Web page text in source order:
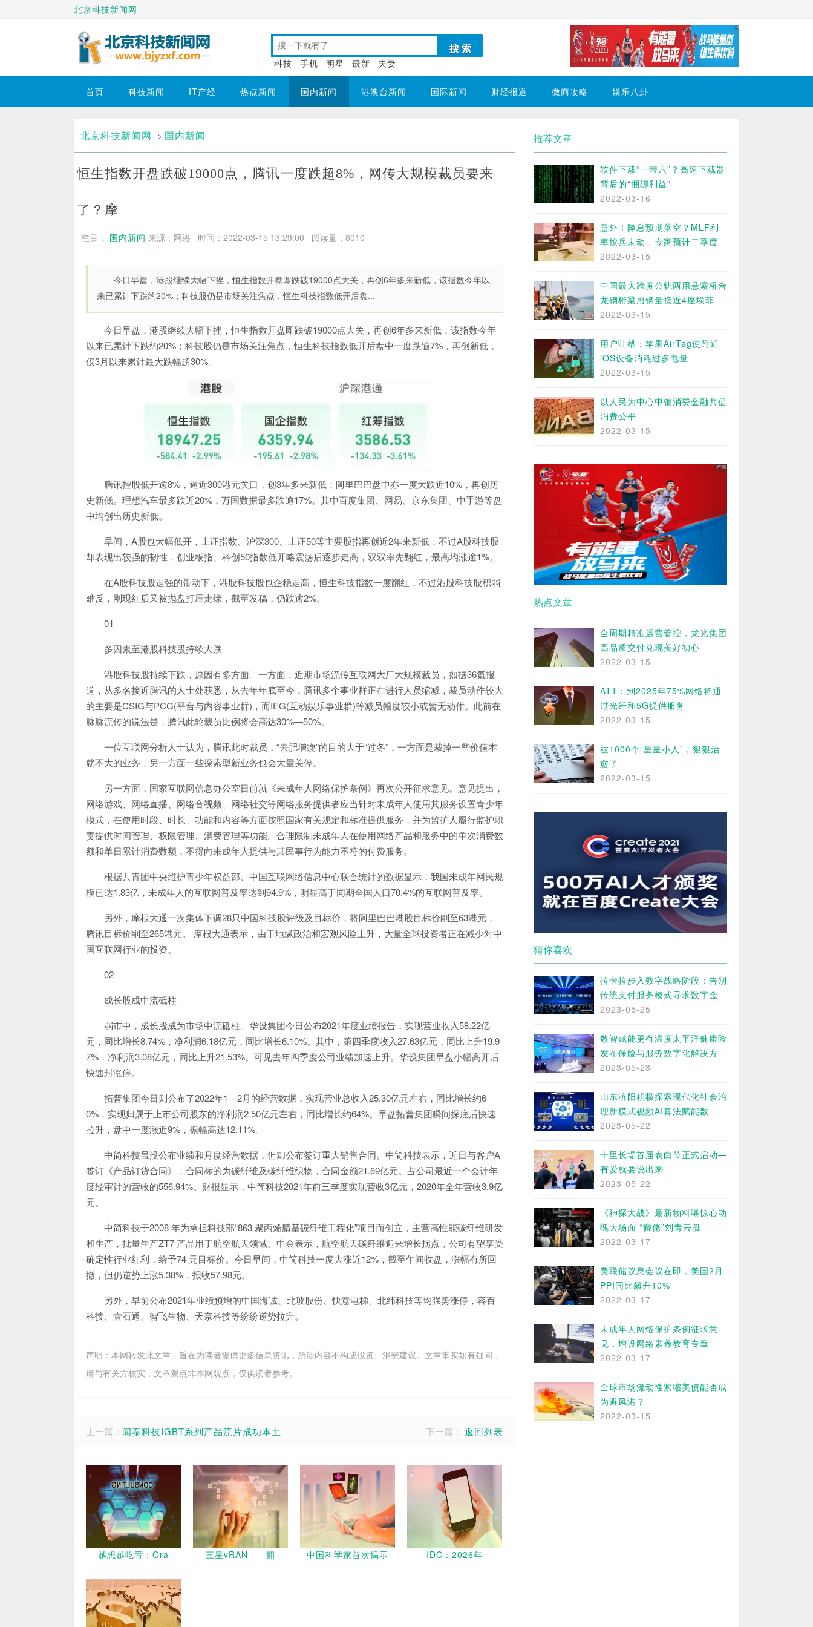
北京科技新闻网
科技 手机 明星 最新 夫妻
首页 科技新闻 IT产经 热点新闻 国内新闻 港澳台新闻 国际新闻 财经报道 微商攻略 娱乐八卦
北京科技新闻网 -> 国内新闻
恒生指数开盘跌破19000点，腾讯一度跌超8%，网传大规模裁员要来
了？摩
栏目： 国内新闻 来源：网络 时间：2022-03-15 13:29:00 阅读量：8010
今日早盘，港股继续大幅下挫，恒生指数开盘即跌破19000点大关，再创6年多来新低，该指数今年以
来已累计下跌约20%；科技股仍是市场关注焦点，恒生科技指数低开后盘...
今日早盘，港股继续大幅下挫，恒生指数开盘即跌破19000点大关，再创6年多来新低，该指数今年
以来已累计下跌约20%；科技股仍是市场关注焦点，恒生科技指数低开后盘中一度跌逾7%，再创新低，
仅3月以来累计最大跌幅超30%。
腾讯控股低开逾8%，逼近300港元关口，创3年多来新低；阿里巴巴盘中亦一度大跌近10%，再创历
史新低。理想汽车最多跌近20%，万国数据最多跌逾17%。其中百度集团、网易、京东集团、中手游等盘
中均创出历史新低。
早间，A股也大幅低开，上证指数、沪深300、上证50等主要股指再创近2年来新低，不过A股科技股
却表现出较强的韧性，创业板指、科创50指数低开略震荡后逐步走高，双双率先翻红，最高均涨逾1%。
在A股科技股走强的带动下，港股科技股也企稳走高，恒生科技指数一度翻红，不过港股科技股积弱
难反，刚现红后又被抛盘打压走绿，截至发稿，仍跌逾2%。
01
多因素至港股科技股持续大跌
港股科技股持续下跌，原因有多方面。一方面，近期市场流传互联网大厂大规模裁员，如据36氪报
道，从多名接近腾讯的人士处获悉，从去年年底至今，腾讯多个事业群正在进行人员缩减，裁员动作较大
的主要是CSIG与PCG(平台与内容事业群)，而IEG(互动娱乐事业群)等减员幅度较小或暂无动作。此前在
脉脉流传的说法是，腾讯此轮裁员比例将会高达30%—50%。
一位互联网分析人士认为，腾讯此时裁员，“去肥增瘦”的目的大于“过冬”，一方面是裁掉一些价值本
就不大的业务，另一方面一些探索型新业务也会大量关停。
另一方面，国家互联网信息办公室日前就《未成年人网络保护条例》再次公开征求意见。意见提出，
网络游戏、网络直播、网络音视频、网络社交等网络服务提供者应当针对未成年人使用其服务设置青少年
模式，在使用时段、时长、功能和内容等方面按照国家有关规定和标准提供服务，并为监护人履行监护职
责提供时间管理、权限管理、消费管理等功能。合理限制未成年人在使用网络产品和服务中的单次消费数
额和单日累计消费数额，不得向未成年人提供与其民事行为能力不符的付费服务。
根据共青团中央维护青少年权益部、中国互联网络信息中心联合统计的数据显示，我国未成年网民规
模已达1.83亿，未成年人的互联网普及率达到94.9%，明显高于同期全国人口70.4%的互联网普及率。
另外，摩根大通一次集体下调28只中国科技股评级及目标价，将阿里巴巴港股目标价削至63港元，
腾讯目标价削至265港元。 摩根大通表示，由于地缘政治和宏观风险上升，大量全球投资者正在减少对中
国互联网行业的投资。
02
成长股成中流砥柱
弱市中，成长股成为市场中流砥柱。华设集团今日公布2021年度业绩报告，实现营业收入58.22亿
元，同比增长8.74%，净利润6.18亿元，同比增长6.10%。其中，第四季度收入27.63亿元，同比上升19.9
7%，净利润3.08亿元，同比上升21.53%。可见去年四季度公司业绩加速上升。华设集团早盘小幅高开后
快速封涨停。
拓普集团今日则公布了2022年1—2月的经营数据，实现营业总收入25.30亿元左右，同比增长约6
0%，实现归属于上市公司股东的净利润2.50亿元左右，同比增长约64%。早盘拓普集团瞬间探底后快速
拉升，盘中一度涨近9%，振幅高达12.11%。
中简科技虽没公布业绩和月度经营数据，但却公布签订重大销售合同。中简科技表示，近日与客户A
签订《产品订货合同》，合同标的为碳纤维及碳纤维织物，合同金额21.69亿元。占公司最近一个会计年
度经审计的营收的556.94%。财报显示，中简科技2021年前三季度实现营收3亿元，2020年全年营收3.9亿
元。
中简科技于2008 年为承担科技部“863 聚丙烯腈基碳纤维工程化”项目而创立，主营高性能碳纤维研发
和生产，批量生产ZT7 产品用于航空航天领域。中金表示，航空航天碳纤维迎来增长拐点，公司有望享受
确定性行业红利，给予74 元目标价。今日早间，中简科技一度大涨近12%，截至午间收盘，涨幅有所回
撤，但仍逆势上涨5.38%，报收57.98元。
另外，早前公布2021年业绩预增的中国海诚、北玻股份、快意电梯、北纬科技等均强势涨停，容百
科技、壹石通、智飞生物、天奈科技等纷纷逆势拉升。
声明：本网转发此文章，旨在为读者提供更多信息资讯，所涉内容不构成投资、消费建议。文章事实如有疑问，
请与有关方核实，文章观点非本网观点，仅供读者参考。
上一篇： 闻泰科技IGBT系列产品流片成功本土 下一篇： 返回列表
越想越吃亏：Ora 三星vRAN——拥 中国科学家首次揭示 IDC：2026年
推荐文章
软件下载“一带六”？高速下载器
背后的“捆绑利益”
2022-03-16
意外！降息预期落空？MLF利
率按兵未动，专家预计二季度
2022-03-15
中国最大跨度公轨两用悬索桥合
龙钢桁梁用钢量接近4座埃菲
2022-03-15
用户吐槽：苹果AirTag使附近
iOS设备消耗过多电量
2022-03-15
以人民为中心中银消费金融共促
消费公平
2022-03-15
热点文章
全周期精准运营管控，龙光集团
高品质交付兑现美好初心
2022-03-15
ATT：到2025年75%网络将通
过光纤和5G提供服务
2022-03-15
被1000个“星星小人”，狠狠治
愈了
2022-03-15
猜你喜欢
拉卡拉步入数字战略阶段：告别
传统支付服务模式寻求数字金
2023-05-25
数智赋能更有温度太平洋健康险
发布保险与服务数字化解决方
2023-05-23
山东济阳积极探索现代化社会治
理新模式视频AI算法赋能数
2023-05-22
十里长堤首届表白节正式启动—
有爱就要说出来
2023-05-22
《神探大战》最新物料曝惊心动
魄大场面 “癫佬”刘青云孤
2022-03-17
美联储议息会议在即，美国2月
PPI同比飙升10%
2022-03-17
未成年人网络保护条例征求意
见，增设网络素养教育专章
2022-03-17
全球市场流动性紧缩美债能否成
为避风港？
2022-03-15